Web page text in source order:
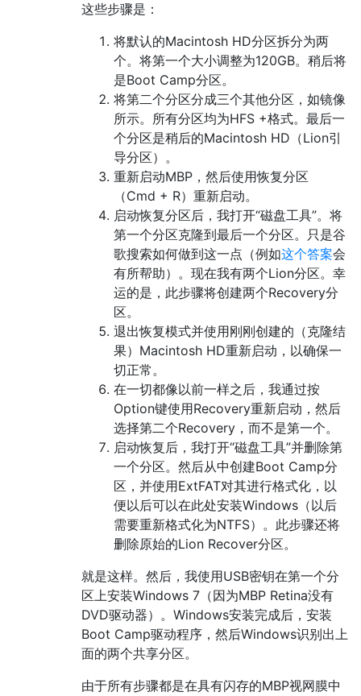
这些步骤是：
将默认的Macintosh HD分区拆分为两
个。将第一个大小调整为120GB。稍后将
是Boot Camp分区。
将第二个分区分成三个其他分区，如镜像
所示。所有分区均为HFS +格式。最后一
个分区是稍后的Macintosh HD（Lion引
导分区）。
重新启动MBP，然后使用恢复分区
（Cmd + R）重新启动。
启动恢复分区后，我打开“磁盘工具”。将
第一个分区克隆到最后一个分区。只是谷
歌搜索如何做到这一点（例如这个答案会
有所帮助）。现在我有两个Lion分区。幸
运的是，此步骤将创建两个Recovery分
区。
退出恢复模式并使用刚刚创建的（克隆结
果）Macintosh HD重新启动，以确保一
切正常。
在一切都像以前一样之后，我通过按
Option键使用Recovery重新启动，然后
选择第二个Recovery，而不是第一个。
启动恢复后，我打开“磁盘工具”并删除第
一个分区。然后从中创建Boot Camp分
区，并使用ExtFAT对其进行格式化，以
便以后可以在此处安装Windows（以后
需要重新格式化为NTFS）。此步骤还将
删除原始的Lion Recover分区。
就是这样。然后，我使用USB密钥在第一个分
区上安装Windows 7（因为MBP Retina没有
DVD驱动器）。Windows安装完成后，安装
Boot Camp驱动程序，然后Windows识别出上
面的两个共享分区。
由于所有步骤都是在具有闪存的MBP视网膜中